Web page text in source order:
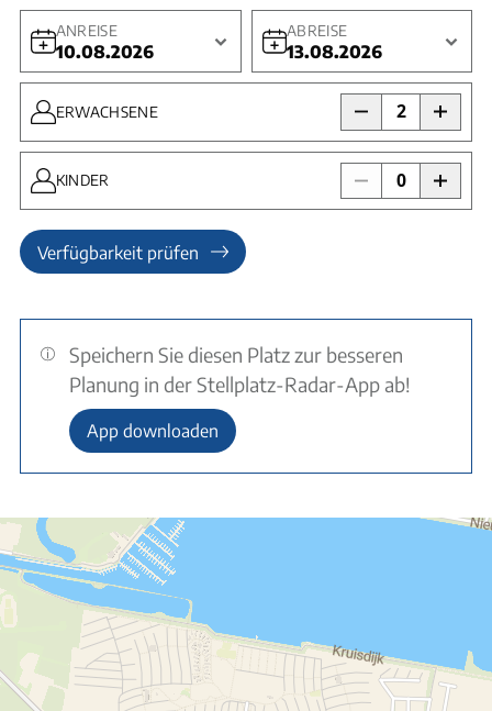
ANREISE
10.08.2026
ABREISE
13.08.2026
ERWACHSENE 2
KINDER 0
Verfügbarkeit prüfen
Speichern Sie diesen Platz zur besseren
Planung in der Stellplatz-Radar-App ab!
App downloaden